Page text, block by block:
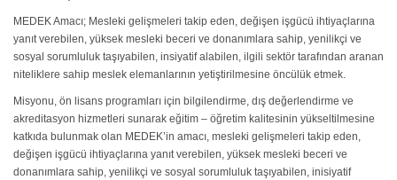
MEDEK Amacı; Mesleki gelişmeleri takip eden, değişen işgücü ihtiyaçlarına
yanıt verebilen, yüksek mesleki beceri ve donanımlara sahip, yenilikçi ve
sosyal sorumluluk taşıyabilen, insiyatif alabilen, ilgili sektör tarafından aranan
niteliklere sahip meslek elemanlarının yetiştirilmesine öncülük etmek.
Misyonu, ön lisans programları için bilgilendirme, dış değerlendirme ve
akreditasyon hizmetleri sunarak eğitim – öğretim kalitesinin yükseltilmesine
katkıda bulunmak olan MEDEK’in amacı, mesleki gelişmeleri takip eden,
değişen işgücü ihtiyaçlarına yanıt verebilen, yüksek mesleki beceri ve
donanımlara sahip, yenilikçi ve sosyal sorumluluk taşıyabilen, inisiyatif